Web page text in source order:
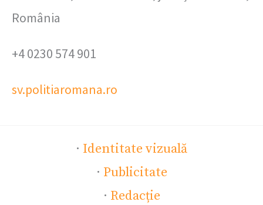
România
+4 0230 574 901
sv.politiaromana.ro
· Identitate vizuală
· Publicitate
· Redacție